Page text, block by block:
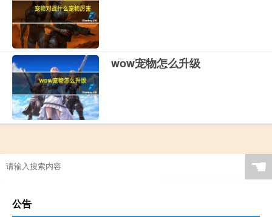
wow宠物怎么升级
☚
公告